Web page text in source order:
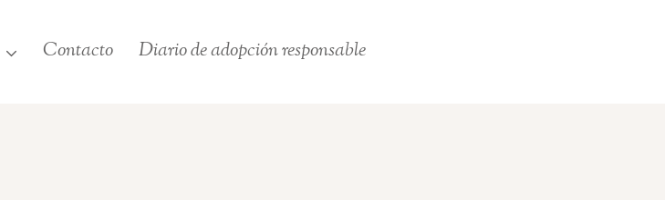
Contacto Diario de adopción responsable